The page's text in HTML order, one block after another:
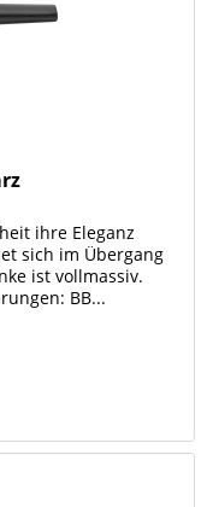
ihre Eleganz
sich im Übergang
ist vollmassiv.
BB...